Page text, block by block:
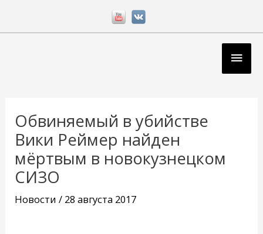
Обвиняемый в убийстве
Вики Реймер найден
мёртвым в новокузнецком
СИЗО
Новости / 28 августа 2017
записям